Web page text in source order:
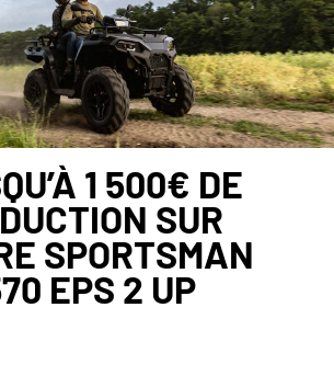
1 500€ DE
SUR
SPORTSMAN
EPS 2 UP